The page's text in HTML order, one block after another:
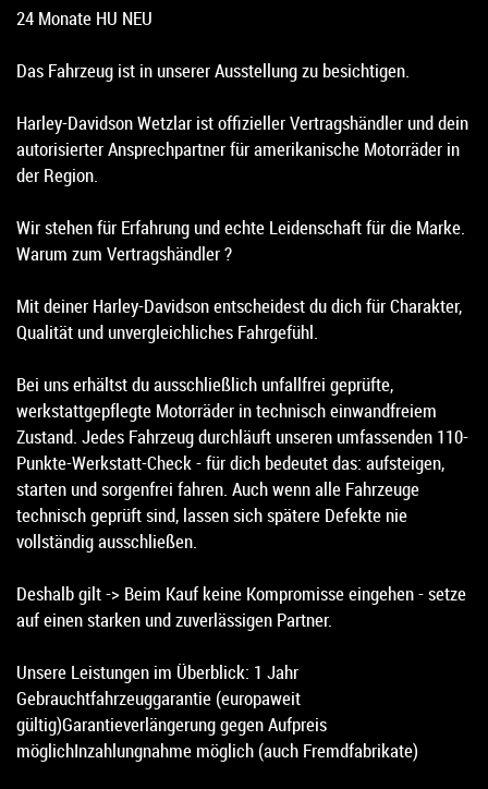
24 Monate HU NEU
Das Fahrzeug ist in unserer Ausstellung zu besichtigen.
Harley-Davidson Wetzlar ist offizieller Vertragshändler und dein
autorisierter Ansprechpartner für amerikanische Motorräder in
der Region.
Wir stehen für Erfahrung und echte Leidenschaft für die Marke.
Warum zum Vertragshändler ?
Mit deiner Harley-Davidson entscheidest du dich für Charakter,
Qualität und unvergleichliches Fahrgefühl.
Bei uns erhältst du ausschließlich unfallfrei geprüfte,
werkstattgepflegte Motorräder in technisch einwandfreiem
Zustand. Jedes Fahrzeug durchläuft unseren umfassenden 110-
Punkte-Werkstatt-Check - für dich bedeutet das: aufsteigen,
starten und sorgenfrei fahren. Auch wenn alle Fahrzeuge
technisch geprüft sind, lassen sich spätere Defekte nie
vollständig ausschließen.
Deshalb gilt -> Beim Kauf keine Kompromisse eingehen - setze
auf einen starken und zuverlässigen Partner.
Unsere Leistungen im Überblick: 1 Jahr
Gebrauchtfahrzeuggarantie (europaweit
gültig)Garantieverlängerung gegen Aufpreis
möglichInzahlungnahme möglich (auch Fremdfabrikate)